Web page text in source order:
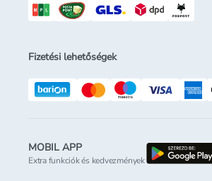
Fizetési lehetőségek
MOBIL APP
Extra funkciók és kedvezmények